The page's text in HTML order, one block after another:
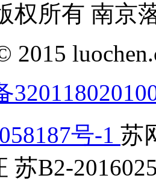
权所有 南京
2015
号-1 苏
苏B2-